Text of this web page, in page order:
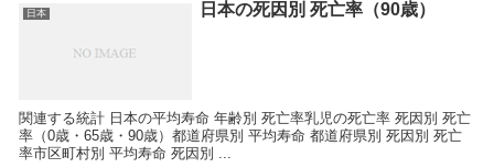
日本 日本の死因別 死亡率（90歳）
関連する統計 日本の平均寿命 年齢別 死亡率乳児の死亡率 死因別 死亡
率（0歳・65歳・90歳）都道府県別 平均寿命 都道府県別 死因別 死亡
率市区町村別 平均寿命 死因別 ...